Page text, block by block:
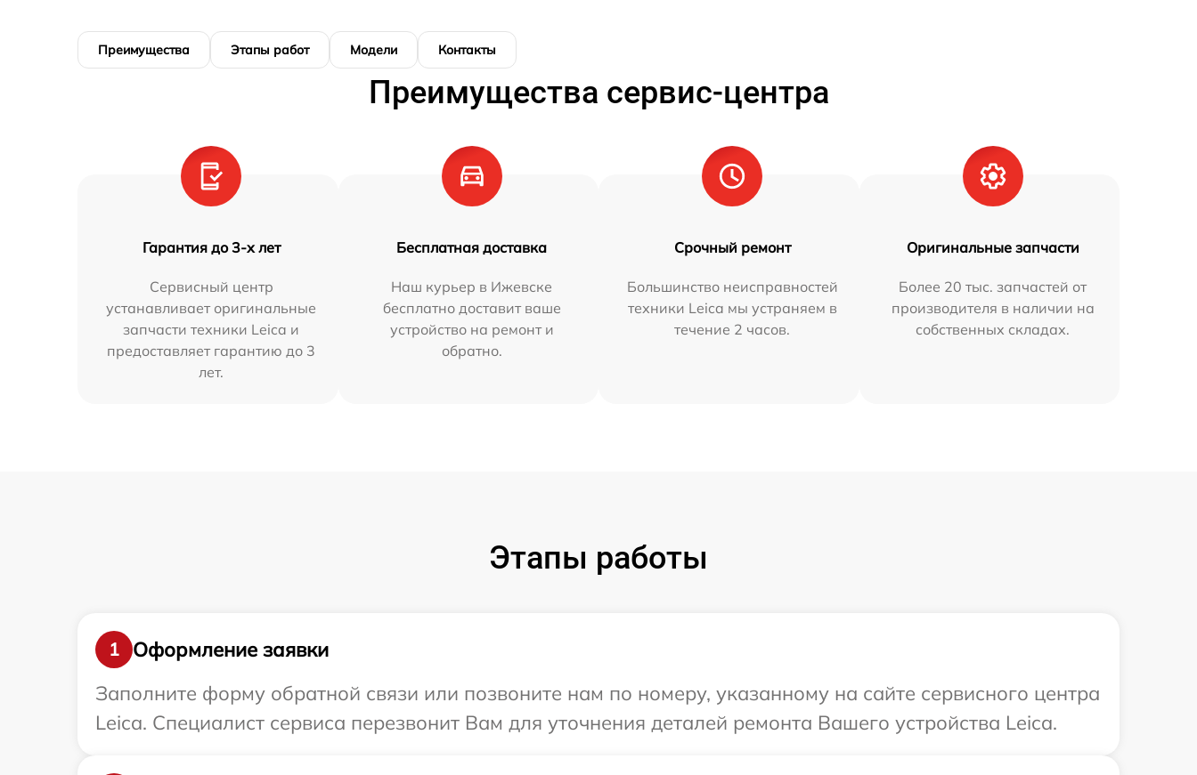
Преимущества Этапы работ Модели Контакты
Преимущества сервис-центра
Гарантия до 3-х лет
Сервисный центр
устанавливает оригинальные
запчасти техники Leica и
предоставляет гарантию до 3
лет.
Бесплатная доставка
Наш курьер в Ижевске
бесплатно доставит ваше
устройство на ремонт и
обратно.
Срочный ремонт
Большинство неисправностей
техники Leica мы устраняем в
течение 2 часов.
Оригинальные запчасти
Более 20 тыс. запчастей от
производителя в наличии на
собственных складах.
Этапы работы
1
Оформление заявки
Заполните форму обратной связи или позвоните нам по номеру, указанному на сайте сервисного центра
Leica. Специалист сервиса перезвонит Вам для уточнения деталей ремонта Вашего устройства Leica.